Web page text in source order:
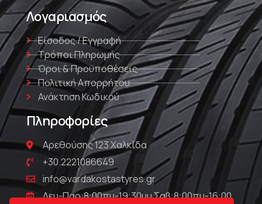
Λογαριασμός
Είσοδος / Εγγραφή
Τρόποι Πληρωμής
Όροι & Προϋποθέσεις
Πολιτική Απορρήτου
Ανάκτηση Κωδικού
Πληροφορίες
Αρεθούσης 123 Χαλκίδα
+30.2221086649
info@vardakostastyres.gr
Δευ-Παρ:8:00πμ-19:30μμ Σαβ:8:00πμ-16:00